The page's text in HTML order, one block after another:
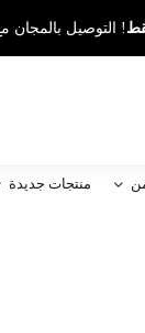
! التوصيل بالمجان
منتجات جديدة